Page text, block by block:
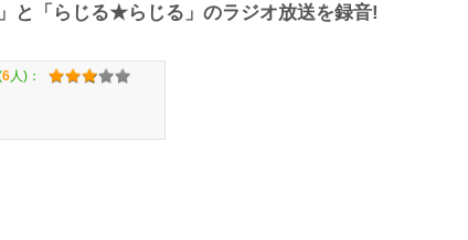
と「らじる★らじる」のラジオ放送を録音!
6 人)：